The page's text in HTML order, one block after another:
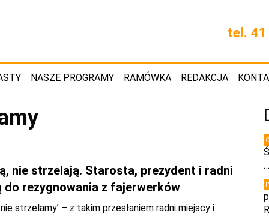
tel.
NASZE PROGRAMY RAMÓWKA REDAKCJA
nie strzelają. Starosta, prezydent i radni
do rezygnowania z fajerwerków
nie strzelamy’ – z takim przesłaniem radni miejscy i
…